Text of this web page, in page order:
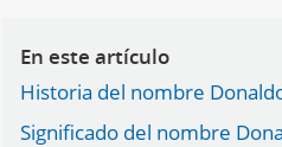
En este artículo
Historia del nombre
Significado del nombre